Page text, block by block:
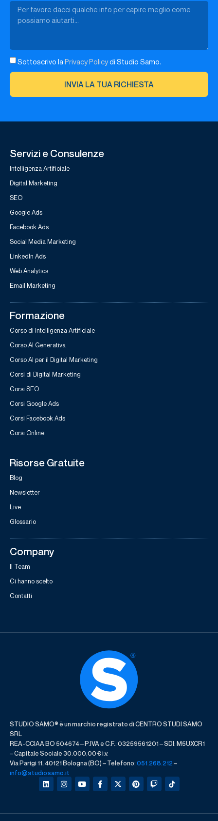
Sottoscrivo laPrivacy Policydi Studio Samo.
INVIA LA TUA RICHIESTA
Servizi e Consulenze
Intelligenza Artificiale
Digital Marketing
SEO
Google Ads
Facebook Ads
Social Media Marketing
LinkedIn Ads
Web Analytics
Email Marketing
Formazione
Corso di Intelligenza Artificiale
Corso AI Generativa
Corso AI per il Digital Marketing
Corsi di Digital Marketing
Corsi SEO
Corsi Google Ads
Corsi Facebook Ads
Corsi Online
Risorse Gratuite
Blog
Newsletter
Live
Glossario
Company
Il Team
Ci hanno scelto
Contatti
STUDIO SAMO® è un marchio registrato di CENTRO STUDI SAMO
SRL
REA-CCIAA BO 504674 – P.IVA e C.F.: 03259561201 – SDI: M5UXCR1
– Capitale Sociale 30.000,00 € i.v.
Via Parigi 11, 40121 Bologna (BO) – Telefono:051.268.212–
info@studiosamo.it